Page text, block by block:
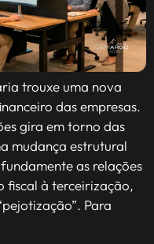
trouxe uma nova
das empresas.
gira em torno das
mudança estrutural
as relações
fiscal à terceirização,
Para